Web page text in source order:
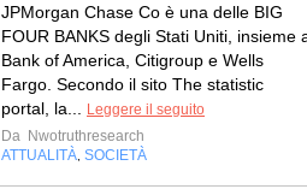
JPMorgan Chase Co è una delle BIG
FOUR BANKS degli Stati Uniti, insieme
Bank of America, Citigroup e Wells
Fargo. Secondo il sito The statistic
portal, la...
Leggere il seguito
Da Nwotruthresearch
ATTUALITÀ SOCIETÀ